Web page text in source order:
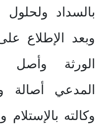
بالسداد ولحلول
وبعد الإطلاع
الورثة وأصل
المدعي أصالة
وكالته بالإستلام